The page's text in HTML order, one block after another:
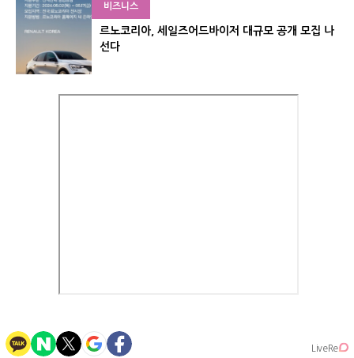
비즈니스
르노코리아, 세일즈어드바이저 대규모 공개 모집 나
선다